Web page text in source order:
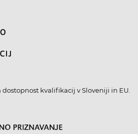
kvalifikacij v Sloveniji in EU.